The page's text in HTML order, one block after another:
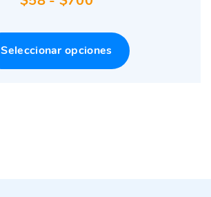
precios:
desde
Seleccionar opciones